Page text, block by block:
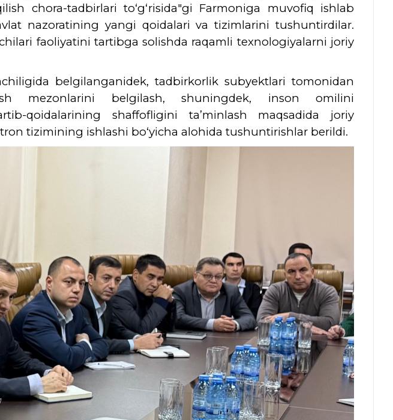
chora-tadbirlari to‘g‘risida"gi Farmoniga muvofiq ishlab
nazoratining yangi qoidalari va tizimlarini tushuntirdilar.
faoliyatini tartibga solishda raqamli texnologiyalarni joriy
belgilanganidek, tadbirkorlik subyektlari tomonidan
mezonlarini belgilash, shuningdek, inson omilini
qoidalarining shaffofligini ta’minlash maqsadida joriy
tizimining ishlashi bo‘yicha alohida tushuntirishlar berildi.